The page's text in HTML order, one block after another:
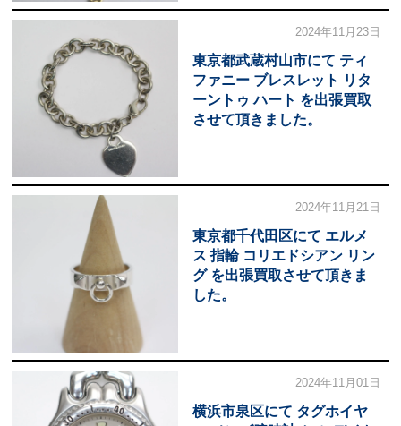
2024年11月23日
東京都武蔵村山市にて ティ
ファニー ブレスレット リタ
ーントゥ ハート を出張買取
させて頂きました。
2024年11月21日
東京都千代田区にて エルメ
ス 指輪 コリエドシアン リン
グ を出張買取させて頂きま
した。
2024年11月01日
横浜市泉区にて タグホイヤ